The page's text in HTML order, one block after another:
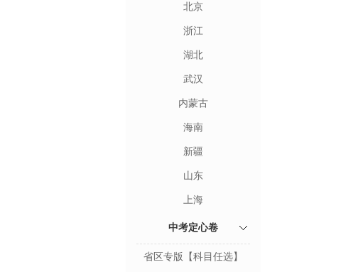
北京
浙江
湖北
武汉
内蒙古
海南
新疆
山东
上海
中考定心卷
省区专版【科目任选】